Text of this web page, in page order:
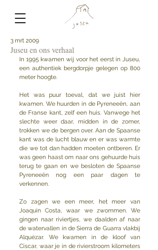
Juseu en ons verhaal
3 mrt 2009
In 1995 kwamen wij voor het eerst in Juseu,
een authentiek bergdorpje gelegen op 800
meter hoogte.
Het was puur toeval, dat we juist hier
kwamen. We huurden in de Pyreneeën, aan
de Franse kant, zelf een huis. Vanwege het
slechte weer daar, midden in de zomer,
trokken we de bergen over. Aan de Spaanse
kant was de lucht blauw en er was warmte
die we tot dan hadden moeten ontberen. Er
was geen haast om naar ons gehuurde huis
terug te gaan en we besloten de Spaanse
Pyreneeën nog een paar dagen te
verkennen.
Zo zagen we een meer, het meer van
Joaquin Costa, waar we zwommen. We
gingen naar riviertjes, we daalden af naar
de watervallen in de Sierra de Guarra vlakbij
Alquézar. We kwamen in de kloof van
Ciscar, waar je in de rivierstroom kilometers